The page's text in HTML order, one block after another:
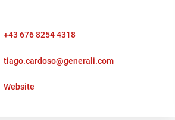
+43 676 8254 4318
tiago.cardoso@generali.com
Website